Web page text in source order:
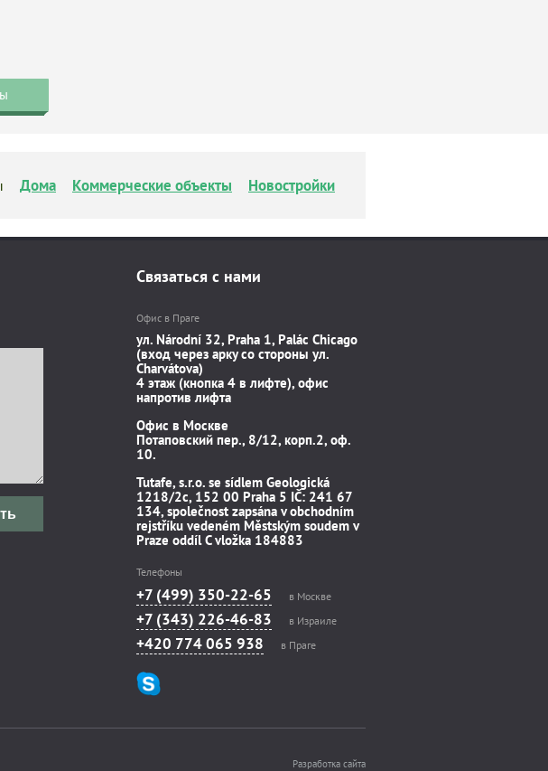
Дома Коммерческие объекты Новостройки
Связаться с нами
Офис в Праге
ул. Národní 32, Praha 1, Palác Chicago
(вход через арку со стороны ул.
Charvátova)
4 этаж (кнопка 4 в лифте), офис
напротив лифта
Офис в Москве
Потаповский пер., 8/12, корп.2, оф.
10.
Tutafe, s.r.o. se sídlem Geologická
1218/2c, 152 00 Praha 5 IČ: 241 67
134, společnost zapsána v obchodním
rejstříku vedeném Městským soudem v
Praze oddíl C vložka 184883
Телефоны
+7 (499) 350-22-65 в Москве
+7 (343) 226-46-83 в Израиле
+420 774 065 938 в Праге
Разработка сайта